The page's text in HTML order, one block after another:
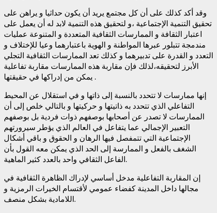
وقد أكد كذلك على أن كل مجتمع يريد أن يكون حداثيا و يراهن على
تحقيق التنمية الإجتماعية ،و لتحقيق هذه التنمية لابد له أن يعمل على
اعتبار الثقافة و الممارسات الثقافية المتعددة و المتنوعة عمليات
مندمجة تتبلور عبرها المواطنة و الهوية باعتبارهما وعيا للإختلاف و
التعدد و القدرة على تدبيرهما و كذلك تعد الممارسات الثقافية التجلي
الأبرز لتحقيقه،لذلك فإن مقاربة هذه الممارسات مقاربة تفاعلية
يمكن من إدراكها في حقيقتها .
إنها ممارسات لا تتحدد بالنسبة إلى ذاتها و في استقلال عن المحيط
التفاعلي الذي تتحدد به ذاتيتها و حركيتها و بالتالي خلص إلى أن
الممارسات لا تصدر عن أصحابها بوصفهم ذوات فردية بل بوصفهم
التعبير الإجمالي عما يتفاعل في العالم الذي يؤطر سيرورتهم
الإجتماعية التي تتمفصل فيها الرهان و الحقوق و باقي أشكال
الشغف بالفعل و الممارسة إلى الحد الذي يمكن معه القول بأن
الفاعل الثقافي واحد بالعدد كثير الماهية.
إن المقاربة التفاعلية مدخل أساسي لإدراك الظاهرة الثقافية في
مجالها داخل المدينة كفضاء عمومي لأقتسام الخيرات الرمزية و
اللامادية بشكل منصف.